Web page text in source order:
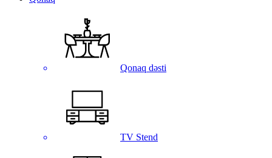
Qonaq dəsti
TV Stend